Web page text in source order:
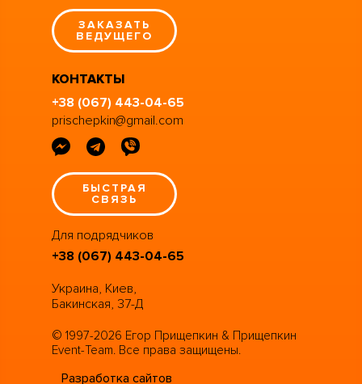
ЗАКАЗАТЬ
ВЕДУЩЕГО
КОНТАКТЫ
+38 (067) 443-04-65
prischepkin@gmail.com
БЫСТРАЯ
СВЯЗЬ
Для подрядчиков
+38 (067) 443-04-65
Украина, Киев,
Бакинская, 37-Д
© 1997-2026 Егор Прищепкин & Прищепкин
Event-Team. Все права защищены.
Разработка сайтов